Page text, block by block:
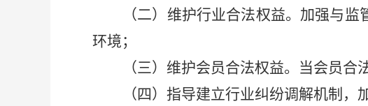
（二）维护行业合法权益。加强与
环境；
（三）维护会员合法权益。当会员合
（四）指导建立行业纠纷调解机制，